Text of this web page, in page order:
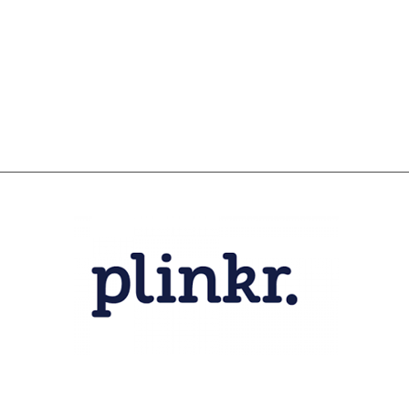
OVER ROOD
DOORBRAAKMETHODE
COLLECTIEF SCHULDREGELEN
DE VOORZIENINGENWIJZER